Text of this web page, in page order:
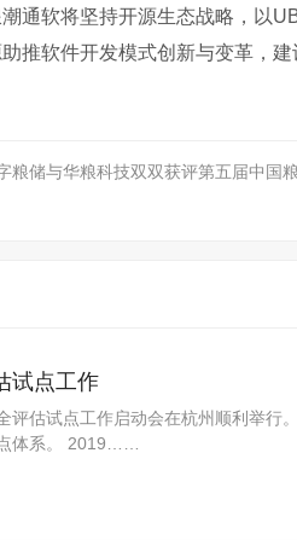
通软将坚持开源生态战略，以
推软件开发模式创新与变革，建
粮储与华粮科技双双获评第五届中国
试点工作
评估试点工作启动会在杭州顺利举行
点体系。 2019……